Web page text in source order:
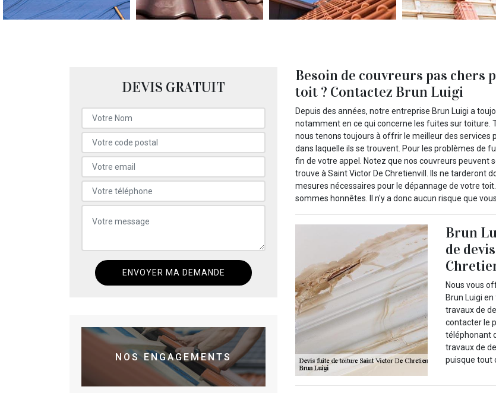
DEVIS GRATUIT
NOS ENGAGEMENTS
Besoin de couvreurs pas
toit ? Contactez Brun Luigi
Depuis des années, notre entreprise Brun Luigi a
notamment en ce qui concerne les fuites sur toiture.
nous tenons toujours à offrir le meilleur des services
dans laquelle ils se trouvent. Pour les problèmes de
fin de votre appel. Notez que nos couvreurs peuvent
trouve à Saint Victor De Chretienvill. Ils ne tarderont
mesures nécessaires pour le dépannage de votre
sommes honnêtes. Il n'y a donc aucun risque que
Brun
de
Nous vous
Brun Luigi
travaux de
contacter le
téléphonant
travaux de
puisque tout